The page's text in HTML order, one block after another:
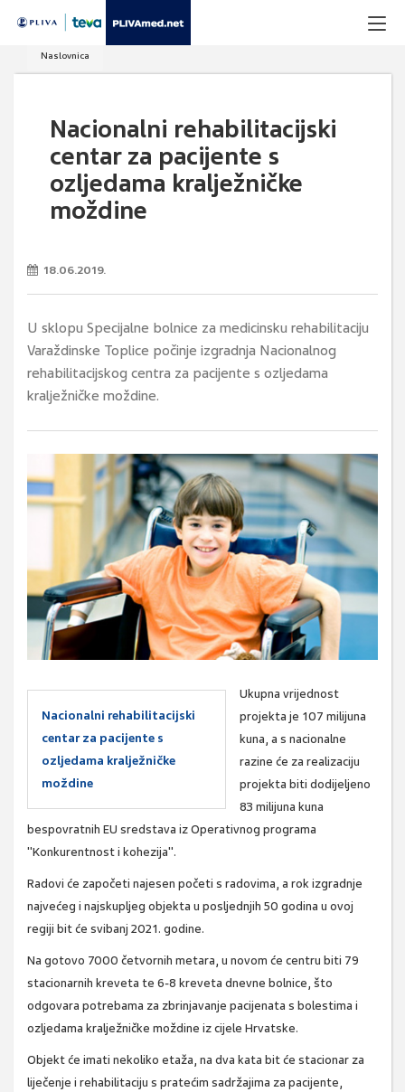
Naslovnica
Nacionalni rehabilitacijski
centar za pacijente s
ozljedama kralježničke
moždine
18.06.2019.
U sklopu Specijalne bolnice za medicinsku rehabilitaciju
Varaždinske Toplice počinje izgradnja Nacionalnog
rehabilitacijskog centra za pacijente s ozljedama
kralježničke moždine.
Nacionalni rehabilitacijski
centar za pacijente s
ozljedama kralježničke
moždine
Ukupna vrijednost
projekta je 107 milijuna
kuna, a s nacionalne
razine će za realizaciju
projekta biti dodijeljeno
83 milijuna kuna
bespovratnih EU sredstava iz Operativnog programa
"Konkurentnost i kohezija".
Radovi će započeti najesen početi s radovima, a rok izgradnje
najvećeg i najskupljeg objekta u posljednjih 50 godina u ovoj
regiji bit će svibanj 2021. godine.
Na gotovo 7000 četvornih metara, u novom će centru biti 79
stacionarnih kreveta te 6-8 kreveta dnevne bolnice, što
odgovara potrebama za zbrinjavanje pacijenata s bolestima i
ozljedama kralježničke moždine iz cijele Hrvatske.
Objekt će imati nekoliko etaža, na dva kata bit će stacionar za
liječenje i rehabilitaciju s pratećim sadržajima za pacijente,